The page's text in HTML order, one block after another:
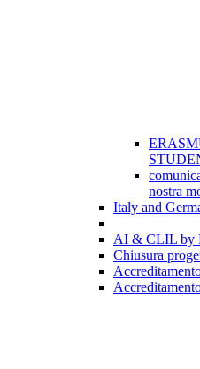
nostra
Italy and
AI & CLIL by
Chiusura